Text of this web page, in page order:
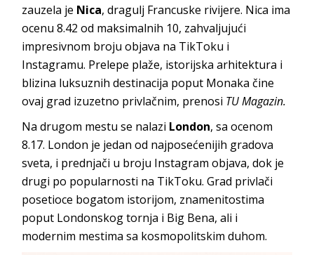
zauzela je Nica, dragulj Francuske rivijere. Nica ima
ocenu 8.42 od maksimalnih 10, zahvaljujući
impresivnom broju objava na TikToku i
Instagramu. Prelepe plaže, istorijska arhitektura i
blizina luksuznih destinacija poput Monaka čine
ovaj grad izuzetno privlačnim, prenosi TU Magazin.
Na drugom mestu se nalazi London, sa ocenom
8.17. London je jedan od najposećenijih gradova
sveta, i prednjači u broju Instagram objava, dok je
drugi po popularnosti na TikToku. Grad privlači
posetioce bogatom istorijom, znamenitostima
poput Londonskog tornja i Big Bena, ali i
modernim mestima sa kosmopolitskim duhom.